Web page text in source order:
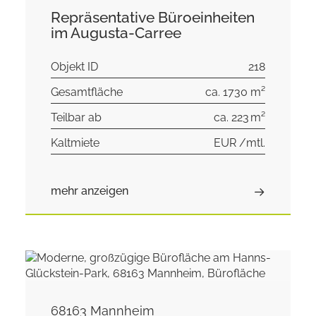
Repräsentative Büroeinheiten
im Augusta-Carree
Objekt ID
218
Gesamtfläche
ca. 1730 m²
Teilbar ab
ca. 223 m²
Kaltmiete
EUR /mtl.
mehr anzeigen
68163 Mannheim